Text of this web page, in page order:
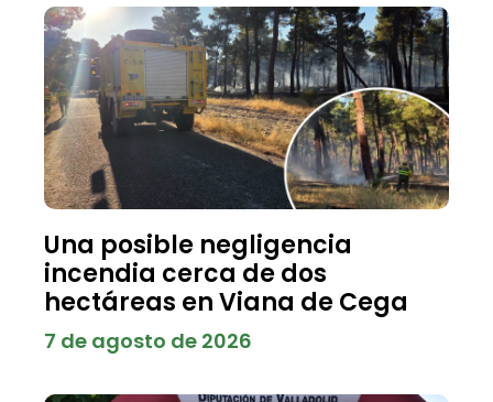
Una posible negligencia
incendia cerca de dos
hectáreas en Viana de Cega
7 de agosto de 2026